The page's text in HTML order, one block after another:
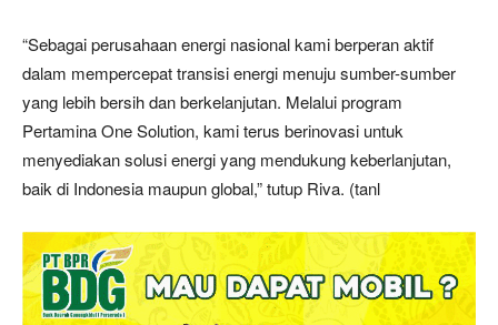
“Sebagai perusahaan energi nasional kami berperan aktif
dalam mempercepat transisi energi menuju sumber-sumber
yang lebih bersih dan berkelanjutan. Melalui program
Pertamina One Solution, kami terus berinovasi untuk
menyediakan solusi energi yang mendukung keberlanjutan,
baik di Indonesia maupun global,” tutup Riva. (tanl